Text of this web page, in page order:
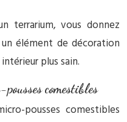
terrarium, vous donnez
élément de décoration
plus sain.
comestibles
pousses comestibles